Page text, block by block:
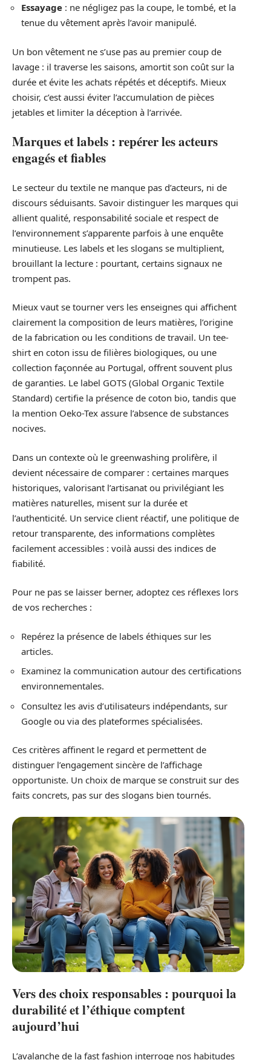
Essayage : ne négligez pas la coupe, le tombé, et la
tenue du vêtement après l’avoir manipulé.
Un bon vêtement ne s’use pas au premier coup de
lavage : il traverse les saisons, amortit son coût sur la
durée et évite les achats répétés et déceptifs. Mieux
choisir, c’est aussi éviter l’accumulation de pièces
jetables et limiter la déception à l’arrivée.
Marques et labels : repérer les acteurs
engagés et fiables
Le secteur du textile ne manque pas d’acteurs, ni de
discours séduisants. Savoir distinguer les marques qui
allient qualité, responsabilité sociale et respect de
l’environnement s’apparente parfois à une enquête
minutieuse. Les labels et les slogans se multiplient,
brouillant la lecture : pourtant, certains signaux ne
trompent pas.
Mieux vaut se tourner vers les enseignes qui affichent
clairement la composition de leurs matières, l’origine
de la fabrication ou les conditions de travail. Un tee-
shirt en coton issu de filières biologiques, ou une
collection façonnée au Portugal, offrent souvent plus
de garanties. Le label GOTS (Global Organic Textile
Standard) certifie la présence de coton bio, tandis que
la mention Oeko-Tex assure l’absence de substances
nocives.
Dans un contexte où le greenwashing prolifère, il
devient nécessaire de comparer : certaines marques
historiques, valorisant l’artisanat ou privilégiant les
matières naturelles, misent sur la durée et
l’authenticité. Un service client réactif, une politique de
retour transparente, des informations complètes
facilement accessibles : voilà aussi des indices de
fiabilité.
Pour ne pas se laisser berner, adoptez ces réflexes lors
de vos recherches :
Repérez la présence de labels éthiques sur les
articles.
Examinez la communication autour des certifications
environnementales.
Consultez les avis d’utilisateurs indépendants, sur
Google ou via des plateformes spécialisées.
Ces critères affinent le regard et permettent de
distinguer l’engagement sincère de l’affichage
opportuniste. Un choix de marque se construit sur des
faits concrets, pas sur des slogans bien tournés.
Vers des choix responsables : pourquoi la
durabilité et l’éthique comptent
aujourd’hui
L’avalanche de la fast fashion interroge nos habitudes